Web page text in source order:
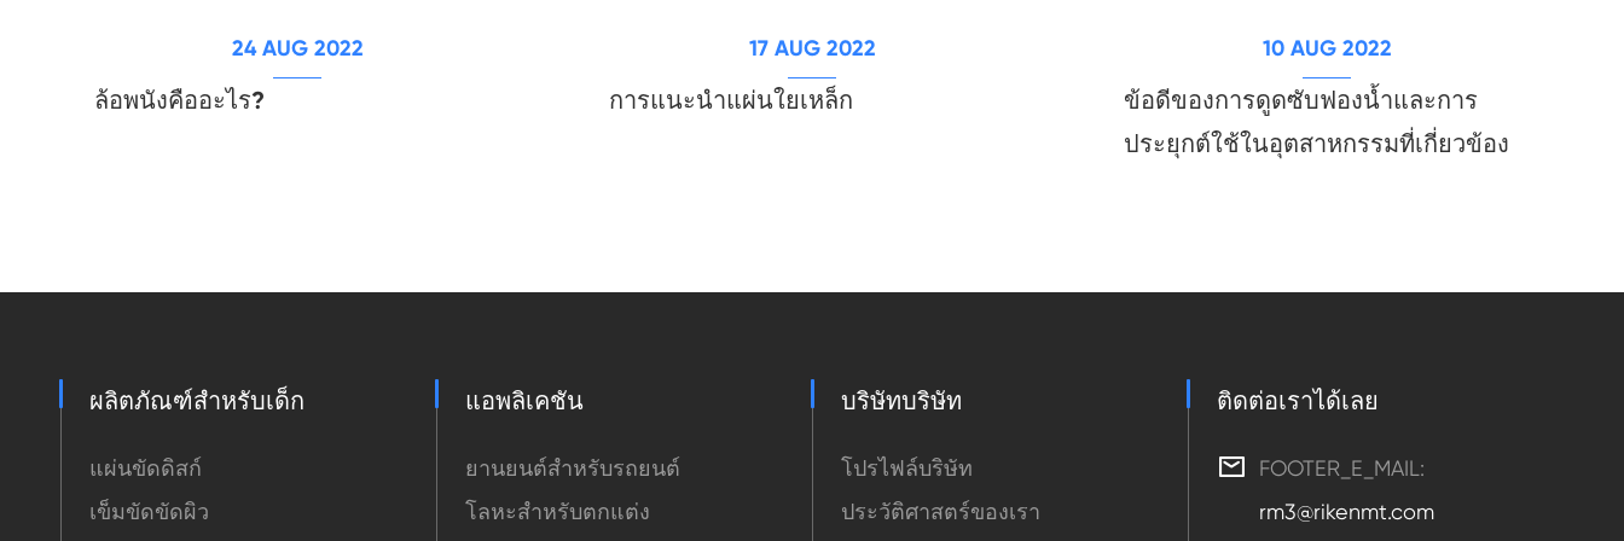
24 AUG 2022
ล้อพนังคืออะไร?
17 AUG 2022
การแนะนำแผ่นใยเหล็ก
10 AUG 2022
ข้อดีของการดูดซับฟองน้ำและการ
ประยุกต์ใช้ในอุตสาหกรรมที่เกี่ยวข้อง
ผลิตภัณฑ์สำหรับเด็ก
แผ่นขัดดิสก์
เข็มขัดขัดผิว
แอพลิเคชัน
ยานยนต์สำหรับรถยนต์
โลหะสำหรับตกแต่ง
บริษัทบริษัท
โปรไฟล์บริษัท
ประวัติศาสตร์ของเรา
ติดต่อเราได้เลย

FOOTER_E_MAIL:
rm3@rikenmt.com